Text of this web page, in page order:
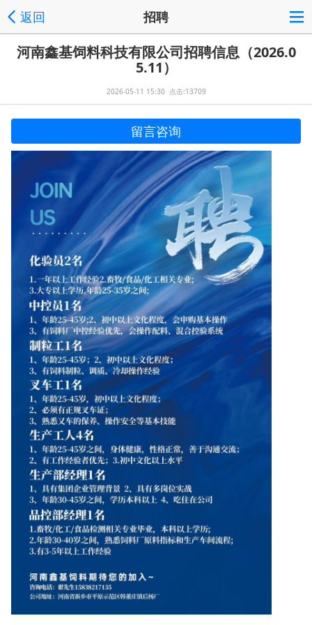
返回 招聘
河南鑫基饲料科技有限公司招聘信息（2026.0
5.11）
2026-05-11 15:30 点击:13709
留言咨询